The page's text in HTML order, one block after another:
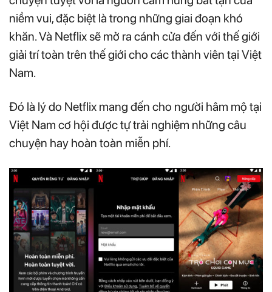
niềm vui, đặc biệt là trong những giai đoạn khó
khăn. Và Netflix sẽ mở ra cánh cửa đến với thế giới
giải trí toàn trên thế giới cho các thành viên tại Việt
Nam.
Đó là lý do Netflix mang đến cho người hâm mộ tại
Việt Nam cơ hội được tự trải nghiệm những câu
chuyện hay hoàn toàn miễn phí.